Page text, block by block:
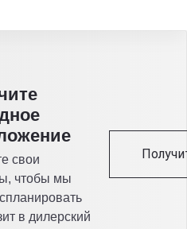
свои
чтобы мы
в дилерский